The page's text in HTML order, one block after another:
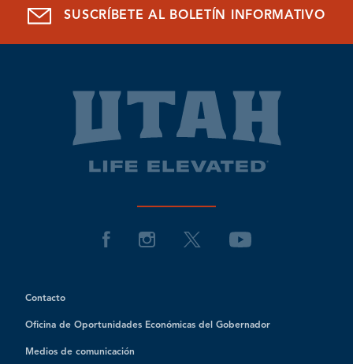
SUSCRÍBETE AL BOLETÍN INFORMATIVO
Contacto
Oficina de Oportunidades Económicas del Gobernador
Medios de comunicación